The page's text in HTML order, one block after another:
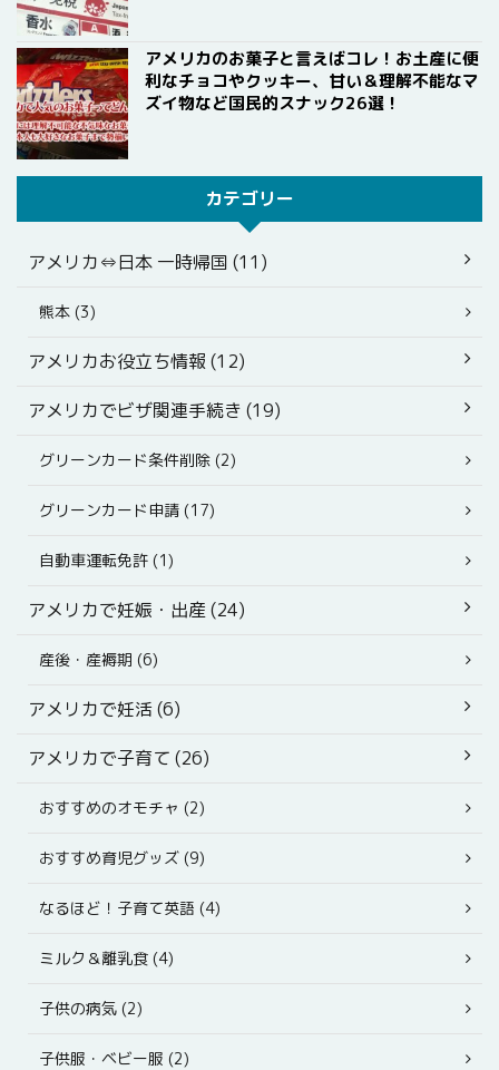
アメリカのお菓子と言えばコレ！お土産に便
利なチョコやクッキー、甘い＆理解不能なマ
ズイ物など国民的スナック26選！
カテゴリー
アメリカ⇔日本 一時帰国 (11)
熊本 (3)
アメリカお役立ち情報 (12)
アメリカでビザ関連手続き (19)
グリーンカード条件削除 (2)
グリーンカード申請 (17)
自動車運転免許 (1)
アメリカで妊娠・出産 (24)
産後・産褥期 (6)
アメリカで妊活 (6)
アメリカで子育て (26)
おすすめのオモチャ (2)
おすすめ育児グッズ (9)
なるほど！子育て英語 (4)
ミルク＆離乳食 (4)
子供の病気 (2)
子供服・ベビー服 (2)